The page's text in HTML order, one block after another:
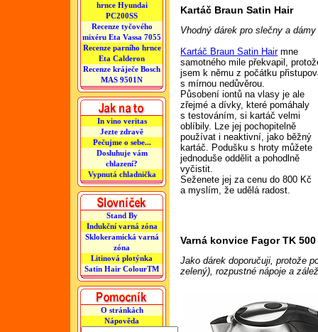
hrnce Hyundai
PC200SS
Recenze tyčového
mixéru Eta Vassa 7055
Recenze parního hrnce
Eta Calderon
Recenze kráječe Bosch
MAS 9501N
In vino veritas
Jezte zdravě
Pečujme o sebe...
Dosluhuje vám
chlazení?
Vypnutá chladnička
Stand By
Indukční varná zóna
Sklokeramická varná
zóna
Litinová plotýnka
Satin Hair ColourTM
O stránkách
Nápověda
Kartáč Braun Satin Hair
Vhodný dárek pro slečny a
Kartáč Braun Satin Hairmne
samotného mile překvapil,
jsem k němu z počátku
s mírnou nedůvěrou.
Působení iontů na vlasy je ale
zřejmé a dívky, které pomáhaly
s testováním, si kartáč velmi
oblíbily. Lze jej pochopitelně
používat i neaktivní, jako běžný
kartáč. Podušku s hroty můžete
jednoduše oddělit a pohodlně
vyčistit.
Seženete jej za cenu do 800 Kč
a myslím, že udělá radost.
Varná konvice Fagor TK 500
Jako dárek doporučuji, protože
zelený), rozpustné nápoje a